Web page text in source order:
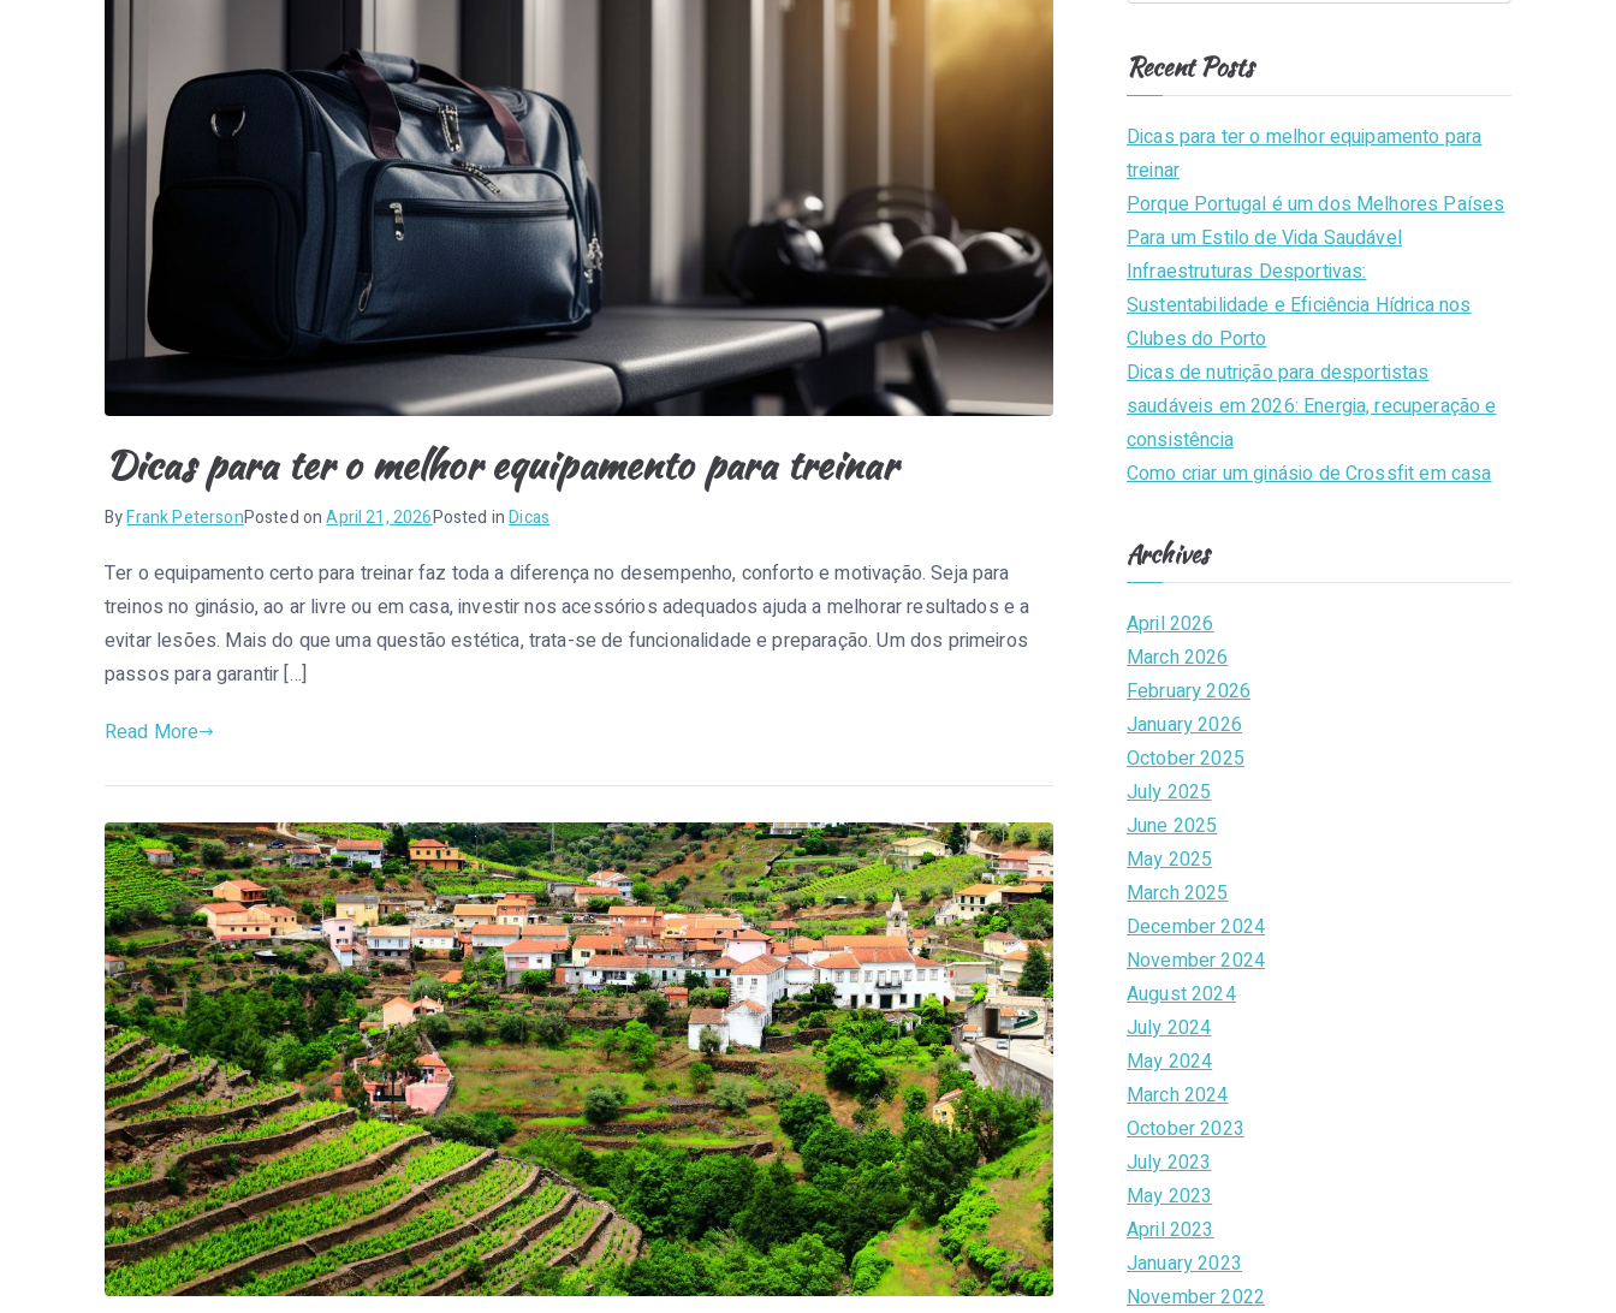
Dicas para ter o melhor equipamento para treinar
ByFrank PetersonPosted onApril 21, 2026Posted inDicas
Ter o equipamento certo para treinar faz toda a diferença no desempenho, conforto e motivação. Seja para
treinos no ginásio, ao ar livre ou em casa, investir nos acessórios adequados ajuda a melhorar resultados e a
evitar lesões. Mais do que uma questão estética, trata-se de funcionalidade e preparação. Um dos primeiros
passos para garantir […]
Read More
r
Recent Posts
Dicas para ter o melhor equipamento para
treinar
Porque Portugal é um dos Melhores Países
Para um Estilo de Vida Saudável
Infraestruturas Desportivas:
Sustentabilidade e Eficiência Hídrica nos
Clubes do Porto
Dicas de nutrição para desportistas
saudáveis em 2026: Energia, recuperação e
consistência
Como criar um ginásio de Crossfit em casa
Archives
April 2026
March 2026
February 2026
January 2026
October 2025
July 2025
June 2025
May 2025
March 2025
December 2024
November 2024
August 2024
July 2024
May 2024
March 2024
October 2023
July 2023
May 2023
April 2023
January 2023
November 2022